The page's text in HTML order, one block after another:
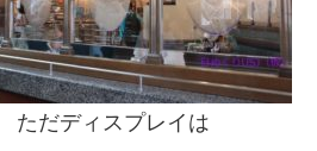
ただディスプレイは